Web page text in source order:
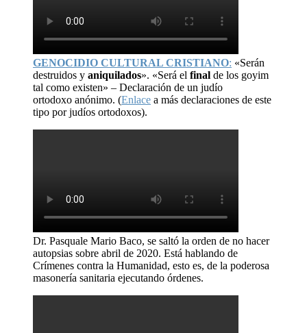
GENOCIDIO CULTURAL CRISTIANO: «Serán
destruidos y aniquilados». «Será el final de los goyim
tal como existen» – Declaración de un judío
ortodoxo anónimo. (Enlace a más declaraciones de este
tipo por judíos ortodoxos).
Dr. Pasquale Mario Baco, se saltó la orden de no hacer
autopsias sobre abril de 2020. Está hablando de
Crímenes contra la Humanidad, esto es, de la poderosa
masonería sanitaria ejecutando órdenes.